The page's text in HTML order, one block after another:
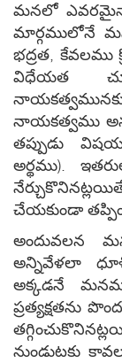
మనలో
మార్గములోనే
భద్రత, కేవలము
విధేయత
నాయకత్వము
తప్పుడు
అర్థము).
చేయకుండా
అందువలన
అన్నివేళలా
అక్కడనే
ప్రత్యక్షతను
నుండుటకు